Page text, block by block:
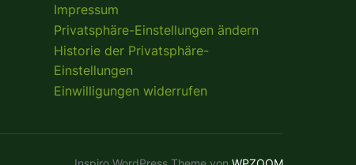
Impressum
Privatsphäre-Einstellungen ändern
Historie der Privatsphäre-
Einstellungen
Einwilligungen widerrufen